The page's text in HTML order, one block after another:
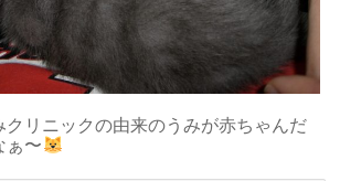
クリニックの由来のうみが赤ちゃんだ
ぁ〜